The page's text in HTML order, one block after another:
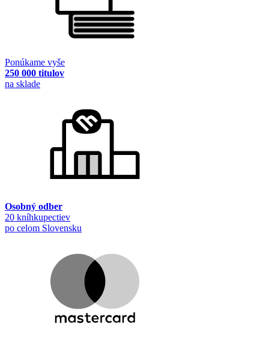
Ponúkame vyše
250 000 titulov
na sklade
Osobný odber
20 kníhkupectiev
po celom Slovensku